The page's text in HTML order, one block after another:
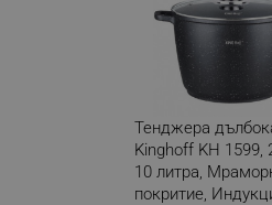
Тенджера
Kinghoff KH 1599,
10 литра,
покритие,